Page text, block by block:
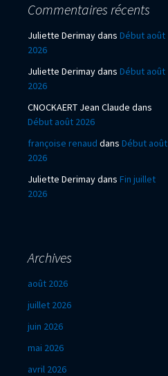
Commentaires récents
Juliette Derimaydans Début août
2026
Juliette Derimaydans Début août
2026
CNOCKAERT Jean Claude dans
Début août 2026
françoise renaud dans Début août
2026
Juliette Derimaydans Fin juillet
2026
Archives
août 2026
juillet 2026
juin 2026
mai 2026
avril 2026